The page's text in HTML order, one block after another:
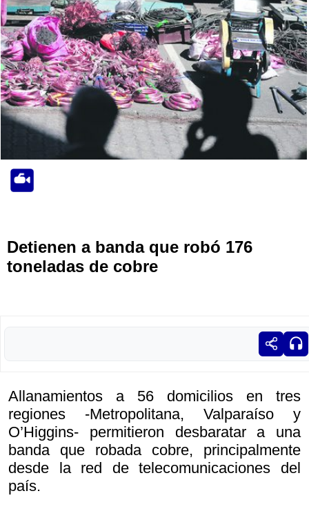
Detienen a banda que robó 176
toneladas de cobre
Allanamientos a 56 domicilios en tres
regiones -Metropolitana, Valparaíso y
O’Higgins- permitieron desbaratar a una
banda que robada cobre, principalmente
desde la red de telecomunicaciones del
país.